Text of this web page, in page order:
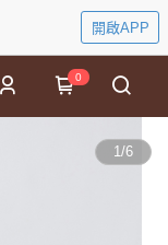
開啟APP
0
1/6